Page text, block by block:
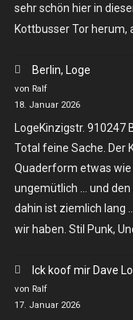
sehr schön hier in
Kottbusser Tor herum,
Berlin, Loge
von Ralf
18. Januar 2026
LogeKinzigstr.
Total feine Sache. Der
Quaderform etwas
ungemütlich … und den
dahin ist ziemlich lang
wir haben. Stil Punk,
Ick koof mir Dave
von Ralf
17. Januar 2026